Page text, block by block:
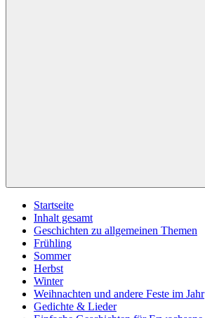
Startseite
Inhalt gesamt
Geschichten zu allgemeinen Themen
Frühling
Sommer
Herbst
Winter
Weihnachten und andere Feste im Jahr
Gedichte & Lieder